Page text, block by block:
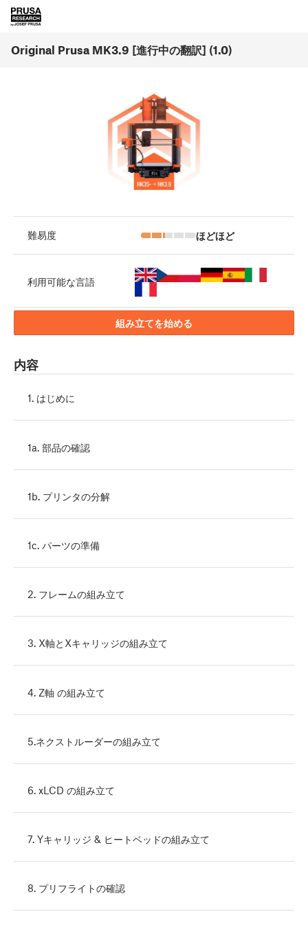
Original Prusa MK3.9 [進行中の翻訳] (1.0)
難易度 ほどほど
利用可能な言語
組み立てを始める
内容
1. はじめに
1a. 部品の確認
1b. プリンタの分解
1c. パーツの準備
2. フレームの組み立て
3. X軸とXキャリッジの組み立て
4. Z軸 の組み立て
5.ネクストルーダーの組み立て
6. xLCD の組み立て
7. Yキャリッジ & ヒートベッドの組み立て
8. プリフライトの確認